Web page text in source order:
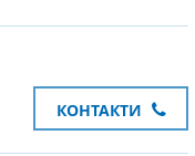
КОНТАКТИ